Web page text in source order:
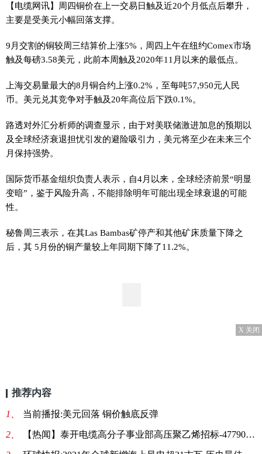
【电缆网讯】周四铜价在上一交易日触及近20个月低点后攀升，
主要是受美元小幅回落支撑。
9月交割的铜较周三结算价上涨5%，周四上午在纽约Comex市场
触及每磅3.58美元，此前本周触及2020年11月以来的最低点。
上海交易量最大的8月铜合约上涨0.2%，至每吨57,950元人民
币。美元兑其竞争对手触及20年高位后下跌0.1%。
路透对外汇分析师的调查显示，由于对美联储激进加息的预期以
及全球经济衰退担忧引发的避险吸引力，美元将至少在未来三个
月保持强势。
国际货币基金组织负责人表示，自4月以来，全球经济前景“明显
变暗”，鉴于风险升高，不能排除明年可能出现全球衰退的可能
性。
秘鲁周三表示，在其Las Bambas矿停产和其他矿床质量下降之
后，其 5月份的铜产量较上年同期下降了11.2%。
X 关闭
推荐内容
1、 当前播报:美元回落 铜价触底反弹
2、 【热闻】泰开电缆高分子事业部高压聚乙烯招标-47790招标公告